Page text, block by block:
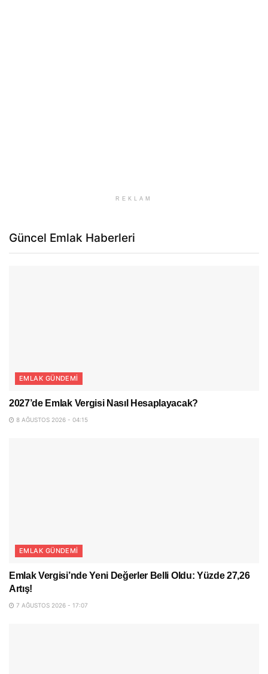
REKLAM
Güncel Emlak Haberleri
EMLAK GÜNDEMI
2027’de Emlak Vergisi Nasıl Hesaplayacak?
8 AĞUSTOS 2026 - 04:15
EMLAK GÜNDEMI
Emlak Vergisi’nde Yeni Değerler Belli Oldu: Yüzde 27,26
Artış!
7 AĞUSTOS 2026 - 17:07